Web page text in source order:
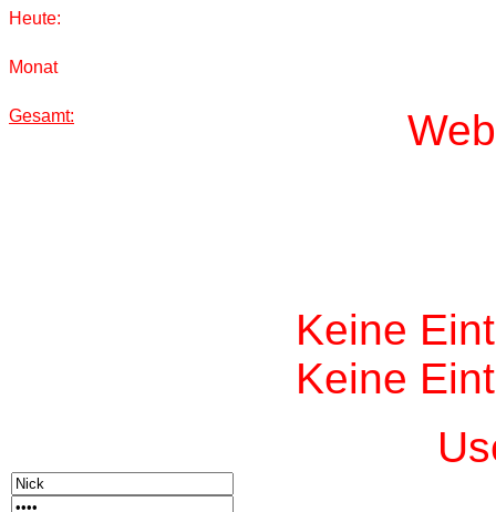
Heute:
Monat
Gesamt: W
Keine
Keine